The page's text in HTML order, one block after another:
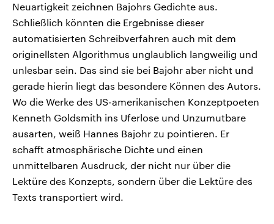
Neuartigkeit zeichnen Bajohrs Gedichte aus.
Schließlich könnten die Ergebnisse dieser
automatisierten Schreibverfahren auch mit dem
originellsten Algorithmus unglaublich langweilig und
unlesbar sein. Das sind sie bei Bajohr aber nicht und
gerade hierin liegt das besondere Können des Autors.
Wo die Werke des US-amerikanischen Konzeptpoeten
Kenneth Goldsmith ins Uferlose und Unzumutbare
ausarten, weiß Hannes Bajohr zu pointieren. Er
schafft atmosphärische Dichte und einen
unmittelbaren Ausdruck, der nicht nur über die
Lektüre des Konzepts, sondern über die Lektüre des
Texts transportiert wird.